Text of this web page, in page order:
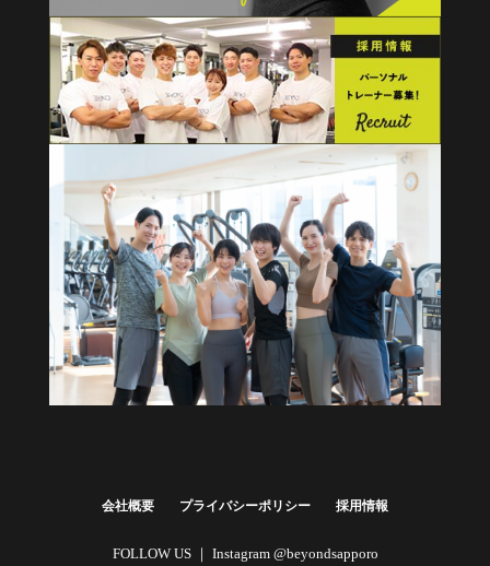
会社概要 プライバシーポリシー 採用情報
FOLLOW US ｜ Instagram @beyondsapporo